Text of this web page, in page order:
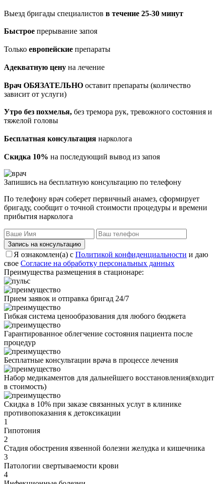
Выезд бригады специалистов в течение 25-30 минут
Быстрое прерывание запоя
Только европейские препараты
Адекватную цену на лечение
Врач ОБЯЗАТЕЛЬНО оставит препараты (количество
зависит от услуги)
Утро без похмелья, без тремора рук, тревожного состояния и
тяжелой головы
Бесплатная консультация нарколога
Скидка 10% на последующий вывод из запоя
Запишись на бесплатную консультацию по телефону
По телефону врач соберет первичный анамез, сформирует
бригаду, сообщит о точной стоимости процедуры и времени
прибытия нарколога
Запись на консультацию
Я ознакомлен(а) с Политикой конфиденциальности и даю
свое Согласие на обработку персональных данных
Преимущества размещения в стационаре:
Прием заявок и отправка бригад 24/7
Гибкая система ценообразования для любого бюджета
Гарантированное облегчение состояния пациента после
процедур
Бесплатные консультации врача в процессе лечения
Набор медикаментов для дальнейшего восстановления(входит
в стоимость)
Скидка в 10% при заказе связанных услуг в клинике
противопоказания к детоксикации
1
Гипотония
2
Стадия обострения язвенной болезни желудка и кишечника
3
Патологии свертываемости крови
4